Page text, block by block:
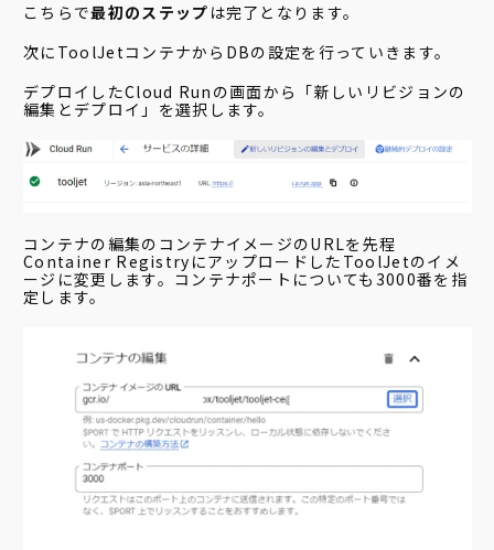
こちらで最初のステップ は完了となります。
次にToolJetコンテナからDBの設定を行っていきます。
デプロイしたCloud Runの画面から「新しいリビジョンの
編集とデプロイ」を選択します。
コンテナの編集のコンテナイメージのURLを先程
Container RegistryにアップロードしたToolJetのイメ
ージに変更します。コンテナポートについても3000番を指
定します。